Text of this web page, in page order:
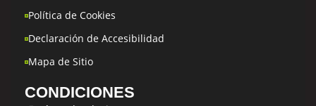
Política de Cookies
Declaración de Accesibilidad
Mapa de Sitio
CONDICIONES